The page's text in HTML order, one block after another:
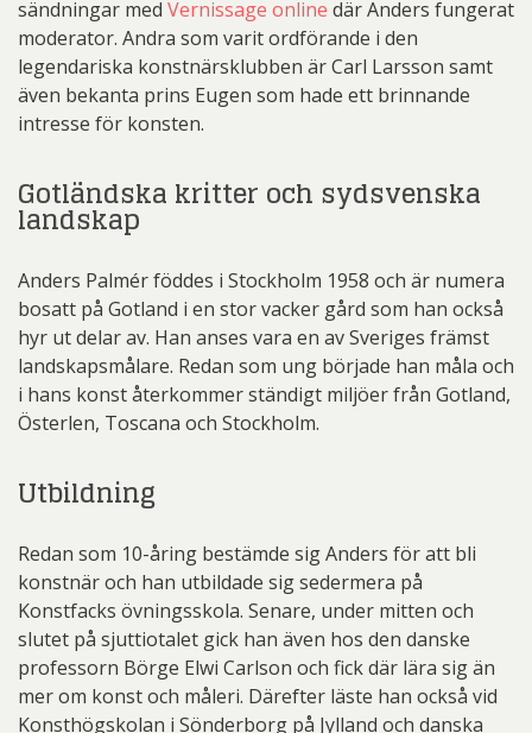
sändningar med Vernissage online där Anders fungerat
moderator. Andra som varit ordförande i den
legendariska konstnärsklubben är Carl Larsson samt
även bekanta prins Eugen som hade ett brinnande
intresse för konsten.
Gotländska kritter och sydsvenska
landskap
Anders Palmér föddes i Stockholm 1958 och är numera
bosatt på Gotland i en stor vacker gård som han också
hyr ut delar av. Han anses vara en av Sveriges främst
landskapsmålare. Redan som ung började han måla och
i hans konst återkommer ständigt miljöer från Gotland,
Österlen, Toscana och Stockholm.
Utbildning
Redan som 10-åring bestämde sig Anders för att bli
konstnär och han utbildade sig sedermera på
Konstfacks övningsskola. Senare, under mitten och
slutet på sjuttiotalet gick han även hos den danske
professorn Börge Elwi Carlson och fick där lära sig än
mer om konst och måleri. Därefter läste han också vid
Konsthögskolan i Sönderborg på Jylland och danska